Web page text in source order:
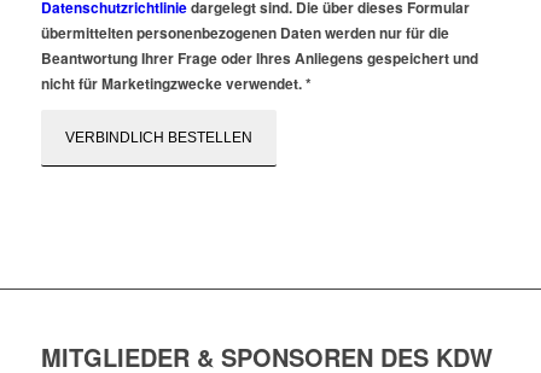
Datenschutzrichtliniedargelegt sind. Die über dieses Formular
übermittelten personenbezogenen Daten werden nur für die
Beantwortung Ihrer Frage oder Ihres Anliegens gespeichert und
nicht für Marketingzwecke verwendet.*
MITGLIEDER & SPONSOREN DES KDW